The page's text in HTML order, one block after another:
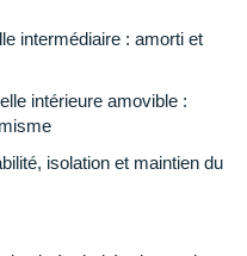
intermédiaire : amorti et
intérieure amovible :
isolation et maintien du